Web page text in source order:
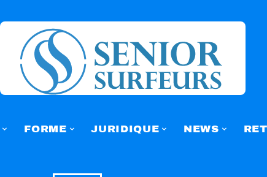
FORME JURIDIQUE NEWS